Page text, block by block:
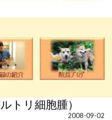
トリ細胞腫）
2008-09-02